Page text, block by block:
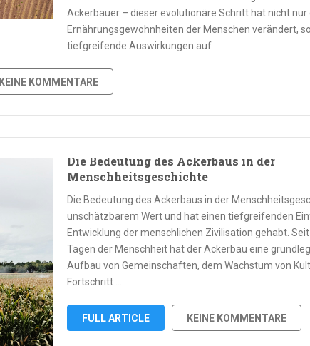
Ackerbauer – dieser evolutionäre Schritt hat nicht nur
Ernährungsgewohnheiten der Menschen verändert,
tiefgreifende Auswirkungen auf …
KEINE KOMMENTARE
Die Bedeutung des Ackerbaus in der
Menschheitsgeschichte
Die Bedeutung des Ackerbaus in der
unschätzbarem Wert und hat einen tiefgreifenden
Entwicklung der menschlichen Zivilisation gehabt.
Tagen der Menschheit hat der Ackerbau eine
Aufbau von Gemeinschaften, dem Wachstum von
Fortschritt …
FULL ARTICLE KEINE KOMMENTARE